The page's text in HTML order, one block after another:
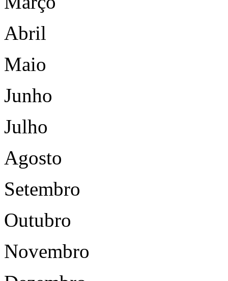
Abril
Maio
Junho
Julho
Agosto
Setembro
Outubro
Novembro